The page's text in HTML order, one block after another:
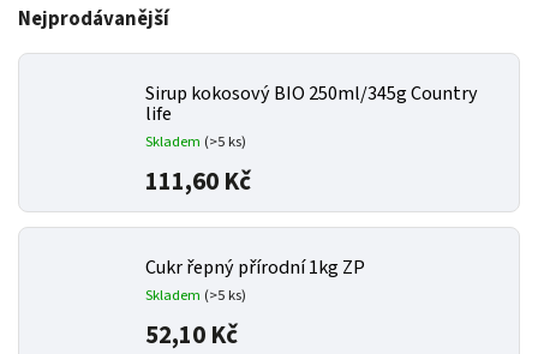
Nejprodávanější
Sirup kokosový BIO 250ml/345g Country
life
Skladem (>5 ks)
111,60 Kč
Cukr řepný přírodní 1kg ZP
Skladem (>5 ks)
52,10 Kč